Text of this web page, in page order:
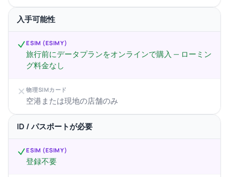
入手可能性
ESIM (ESIMY)
旅行前にデータプランをオンラインで購入 — ローミン
グ料金なし
物理SIMカード
空港または現地の店舗のみ
ID / パスポートが必要
ESIM (ESIMY)
登録不要